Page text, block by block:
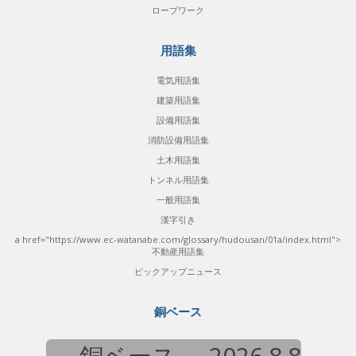
ロープワーク
用語集
電気用語集
建築用語集
設備用語集
消防設備用語集
土木用語集
トンネル用語集
一般用語集
漢字引き
a href="https://www.ec-watanabe.com/glossary/hudousan/01a/index.html">
不動産用語集
ピックアップニュース
銅ベース